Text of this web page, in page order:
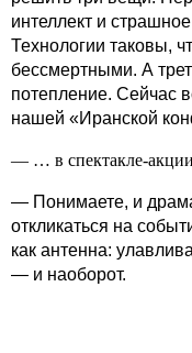
интеллект и
Технологии таковы,
бессмертными. А
потепление. Сейчас
нашей «Иранской
— … в спектакле-
— Понимаете, и
откликаться на
как антенна:
— и наоборот.